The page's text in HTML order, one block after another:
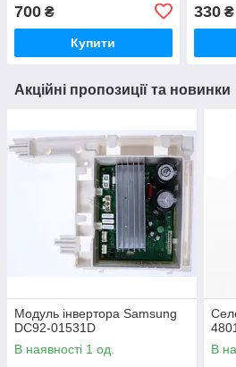
700 ₴
Купити
330₴
Акційні пропозиції та новинки
Модуль інвертора Samsung
DC92-01531D
В наявності 1 од.
В